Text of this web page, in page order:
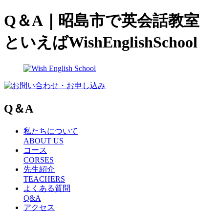
Q＆A｜昭島市で英会話教室
といえばWishEnglishSchool
Q＆A
私たちについて
ABOUT US
コース
CORSES
先生紹介
TEACHERS
よくある質問
Q&A
アクセス